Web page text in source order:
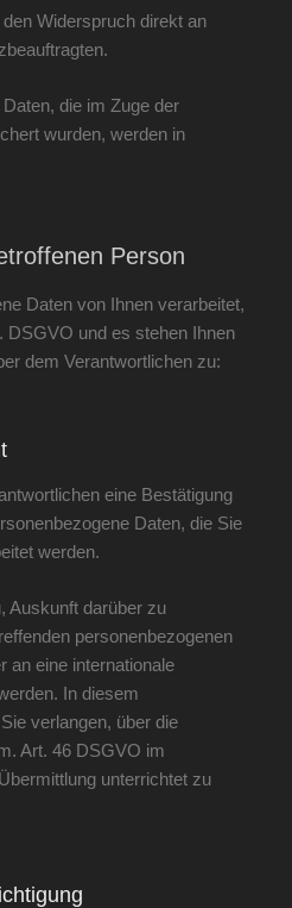
Widerspruch direkt an
die im Zuge der
wurden, werden in
Person
Daten von Ihnen verarbeitet,
DSGVO und es stehen Ihnen
dem Verantwortlichen zu:
eine Bestätigung
Daten, die Sie
werden.
Auskunft darüber zu
personenbezogenen
an eine internationale
In diesem
verlangen, über die
Art. 46 DSGVO im
unterrichtet zu